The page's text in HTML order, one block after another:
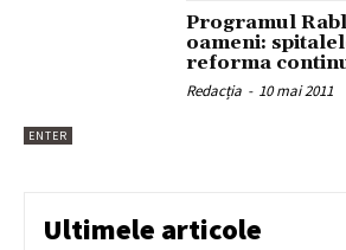
ENTER
Programul
oameni:
reforma
Redacția - 10 mai 2011
Ultimele articole